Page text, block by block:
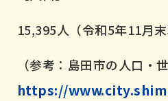
15,395人（令和5年11月末
（参考：島田市の人口・
https://